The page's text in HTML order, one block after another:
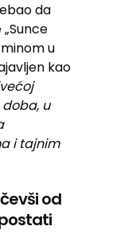
da
u
kao
u
i tajnim
od